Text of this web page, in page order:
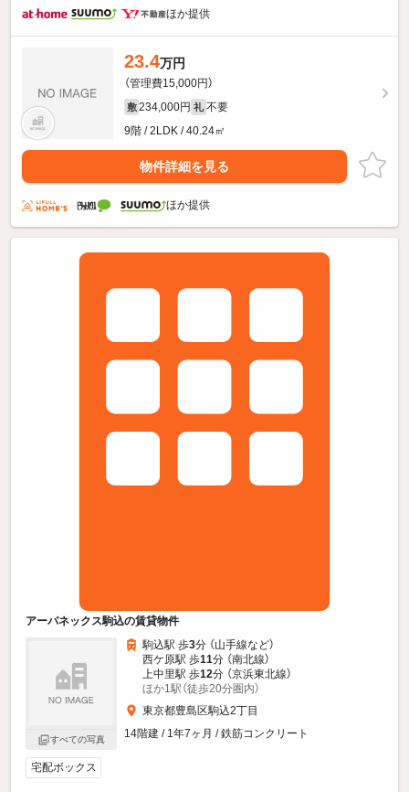
ほか提供
23.4万円
（管理費15,000円）
敷 234,000円 礼 不要
9階 / 2LDK / 40.24㎡
物件詳細を見る
ほか提供
アーバネックス駒込の賃貸物件
すべての写真
駒込駅 歩3分 （山手線など）
西ケ原駅 歩11分 （南北線）
上中里駅 歩12分 （京浜東北線）
ほか1駅（徒歩20分圏内）
東京都豊島区駒込2丁目
14階建 / 1年7ヶ月 / 鉄筋コンクリート
宅配ボックス